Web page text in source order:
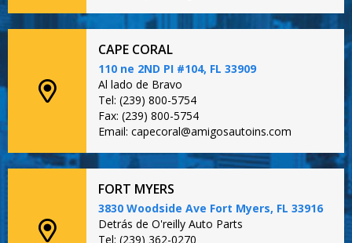
CAPE CORAL
110 ne 2ND PI #104, FL 33909
Al lado de Bravo
Tel: (239) 800-5754
Fax: (239) 800-5754
Email: capecoral@amigosautoins.com
FORT MYERS
3830 Woodside Ave Fort Myers, FL 33916
Detrás de O'reilly Auto Parts
Tel: (239) 362-0270